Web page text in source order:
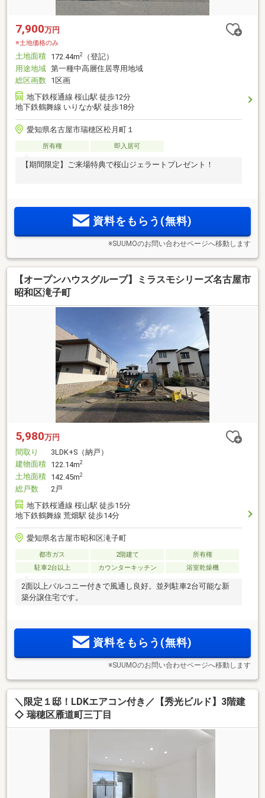
7,900万円
※土地価格のみ
土地面積 172.44m2
（登記）
用途地域 第一種中高層住居専用地域
総区画数 1区画
地下鉄桜通線 桜山駅 徒歩12分
地下鉄鶴舞線 いりなか駅 徒歩18分
愛知県名古屋市瑞穂区松月町１
所有権 即入居可
【期間限定】ご来場特典で桜山ジェラートプレゼント！
資料をもらう(無料)
※SUUMOのお問い合わせページへ移動します
【オープンハウスグループ】ミラスモシリーズ名古屋市
昭和区滝子町
5,980万円
間取り
3LDK+S（納戸）
建物面積 122.14m2
土地面積 142.45m2
総戸数
2戸
地下鉄桜通線 桜山駅 徒歩15分
地下鉄鶴舞線 荒畑駅 徒歩14分
愛知県名古屋市昭和区滝子町
都市ガス 2階建て
所有権
駐車2台以上
カウンターキッチン 浴室乾燥機
2面以上バルコニー付きで風通し良好。並列駐車2台可能な新
築分譲住宅です。
資料をもらう(無料)
※SUUMOのお問い合わせページへ移動します
＼限定１邸！LDKエアコン付き／【秀光ビルド】3階建
◇ 瑞穂区雁道町三丁目